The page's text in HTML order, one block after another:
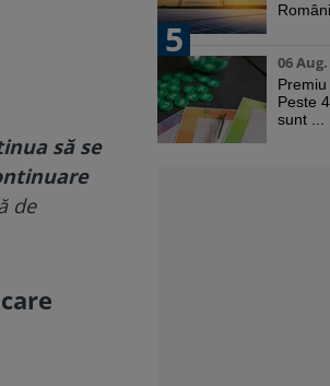
să se
de
5
06
Premiu
Peste
sunt ...